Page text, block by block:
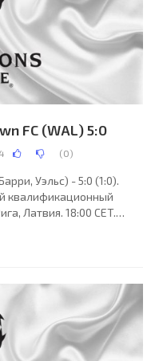
FC (WAL) 5:0
(0)
Уэльс) - 5:0 (1:0).
квалификационный
Латвия. 18:00 CET.
- Чехия). Резервный:
(17. Аудрюс
11.